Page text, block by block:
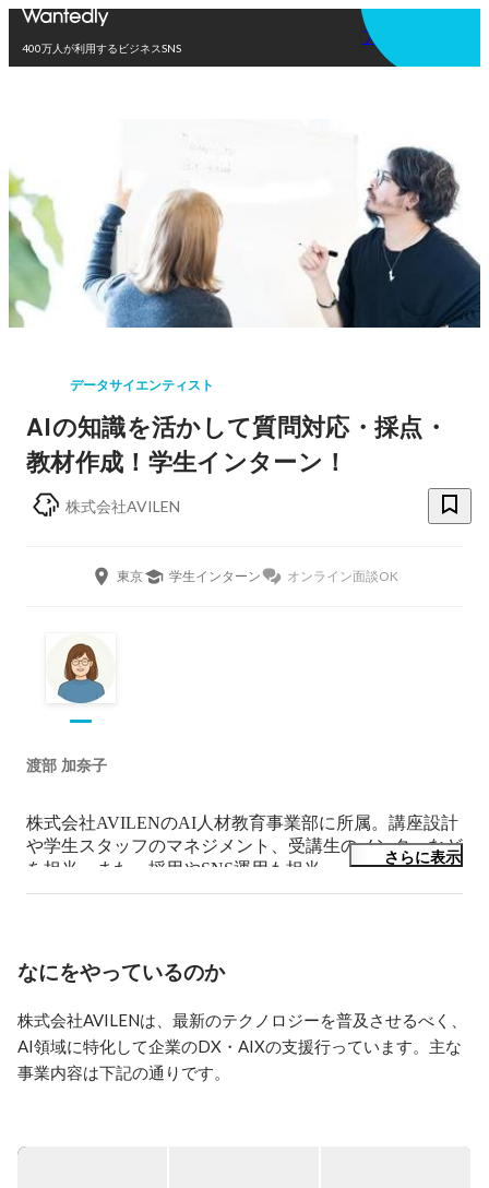
400万人が利用するビジネスSNS
アプリを使う
データサイエンティスト
AIの知識を活かして質問対応・採点・
教材作成！学生インターン！
株式会社AVILEN
東京 学生インターン オンライン面談OK
渡部 加奈子
株式会社AVILENのAI人材教育事業部に所属。講座設計
や学生スタッフのマネジメント、受講生のメンターなど
を担当。また、採用やSNS運用も担当。
さらに表示
なにをやっているのか
株式会社AVILENは、最新のテクノロジーを普及させるべく、
AI領域に特化して企業のDX・AIXの支援行っています。主な
事業内容は下記の通りです。
データの利活用により業務効率化や高度化等の新たな価値を